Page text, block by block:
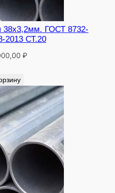
38х3,2мм. ГОСТ 8732-
2013 СТ.20
₽